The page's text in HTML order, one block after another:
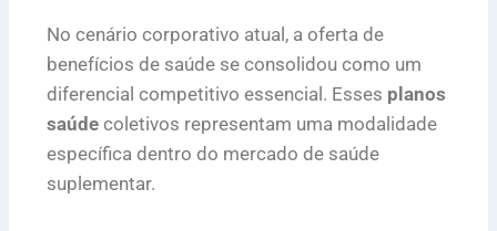
No cenário corporativo atual, a oferta de
benefícios de saúde se consolidou como um
diferencial competitivo essencial. Esses planos
saúde coletivos representam uma modalidade
específica dentro do mercado de saúde
suplementar.